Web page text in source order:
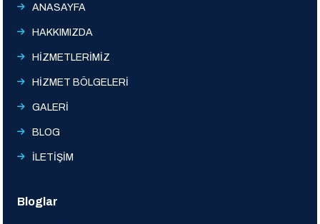
ANASAYFA
HAKKIMIZDA
HİZMETLERİMİZ
HİZMET BÖLGELERİ
GALERİ
BLOG
İLETİŞİM
Bloglar